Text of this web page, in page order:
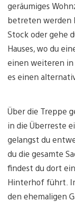
geräumiges
betreten werden
Stock oder gehe
Hauses, wo du
einen weiteren in
es einen
Über die Treppe
in die Überreste
gelangst du
du die gesamte
findest du dort
Hinterhof führt.
den ehemaligen